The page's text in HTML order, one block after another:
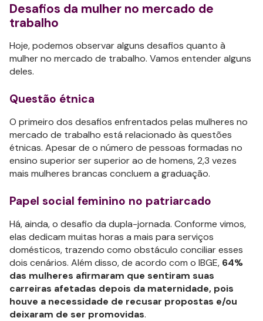
Desafios da mulher no mercado de
trabalho
Hoje, podemos observar alguns desafios quanto à
mulher no mercado de trabalho. Vamos entender alguns
deles.
Questão étnica
O primeiro dos desafios enfrentados pelas mulheres no
mercado de trabalho está relacionado às questões
étnicas. Apesar de o número de pessoas formadas no
ensino superior ser superior ao de homens, 2,3 vezes
mais mulheres brancas concluem a graduação.
Papel social feminino no patriarcado
Há, ainda, o desafio da dupla-jornada. Conforme vimos,
elas dedicam muitas horas a mais para serviços
domésticos, trazendo como obstáculo conciliar esses
dois cenários. Além disso, de acordo com o IBGE, 64%
das mulheres afirmaram que sentiram suas
carreiras afetadas depois da maternidade, pois
houve a necessidade de recusar propostas e/ou
deixaram de ser promovidas.